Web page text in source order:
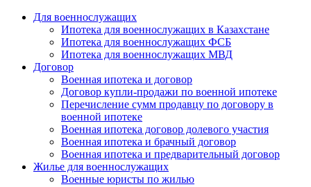
Для военнослужащих
Ипотека для военнослужащих в Казахстане
Ипотека для военнослужащих ФСБ
Ипотека для военнослужащих МВД
Договор
Военная ипотека и договор
Договор купли-продажи по военной ипотеке
Перечисление сумм продавцу по договору в
военной ипотеке
Военная ипотека договор долевого участия
Военная ипотека и брачный договор
Военная ипотека и предварительный договор
Жилье для военнослужащих
Военные юристы по жилью